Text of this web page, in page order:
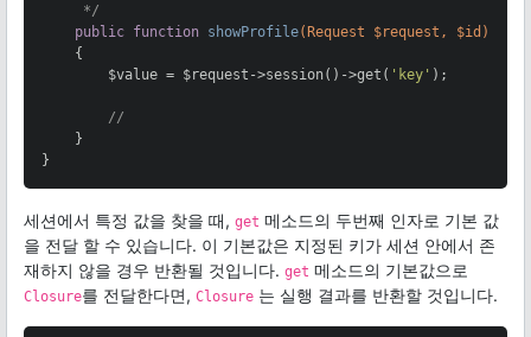
     */
public function showProfile(Request $request, $id)
{
        $value = $request->session()->get(
'key' );
//
    }
}
세션에서 특정 값을 찾을 때, get 메소드의 두번째 인자로 기본 값
을 전달 할 수 있습니다. 이 기본값은 지정된 키가 세션 안에서 존
재하지 않을 경우 반환될 것입니다. get 메소드의 기본값으로
Closure를 전달한다면, Closure 는 실행 결과를 반환할 것입니다.